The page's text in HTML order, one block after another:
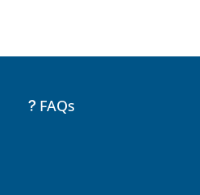
FAQs